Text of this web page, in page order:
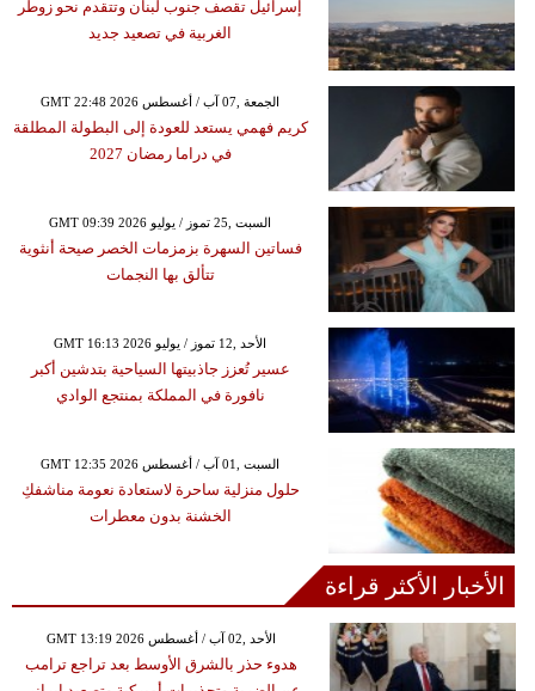
إسرائيل تقصف جنوب لبنان وتتقدم نحو زوطر
الغربية في تصعيد جديد
GMT 22:48 2026 الجمعة ,07 آب / أغسطس
كريم فهمي يستعد للعودة إلى البطولة المطلقة
في دراما رمضان 2027
GMT 09:39 2026 السبت ,25 تموز / يوليو
فساتين السهرة بزمزمات الخصر صيحة أنثوية
تتألق بها النجمات
GMT 16:13 2026 الأحد ,12 تموز / يوليو
عسير تُعزز جاذبيتها السياحية بتدشين أكبر
نافورة في المملكة بمنتجع الوادي
GMT 12:35 2026 السبت ,01 آب / أغسطس
حلول منزلية ساحرة لاستعادة نعومة مناشفكِ
الخشنة بدون معطرات
الأخبار الأكثر قراءة
GMT 13:19 2026 الأحد ,02 آب / أغسطس
هدوء حذر بالشرق الأوسط بعد تراجع ترامب